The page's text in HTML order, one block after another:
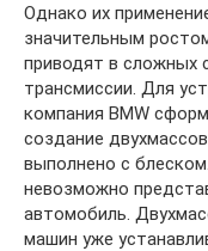
Однако их
значительным
приводят в сложных
трансмиссии. Для
компания BMW
создание
выполнено с
невозможно
автомобиль.
машин уже